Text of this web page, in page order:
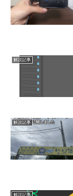
解説記事
解説記事
解説記事